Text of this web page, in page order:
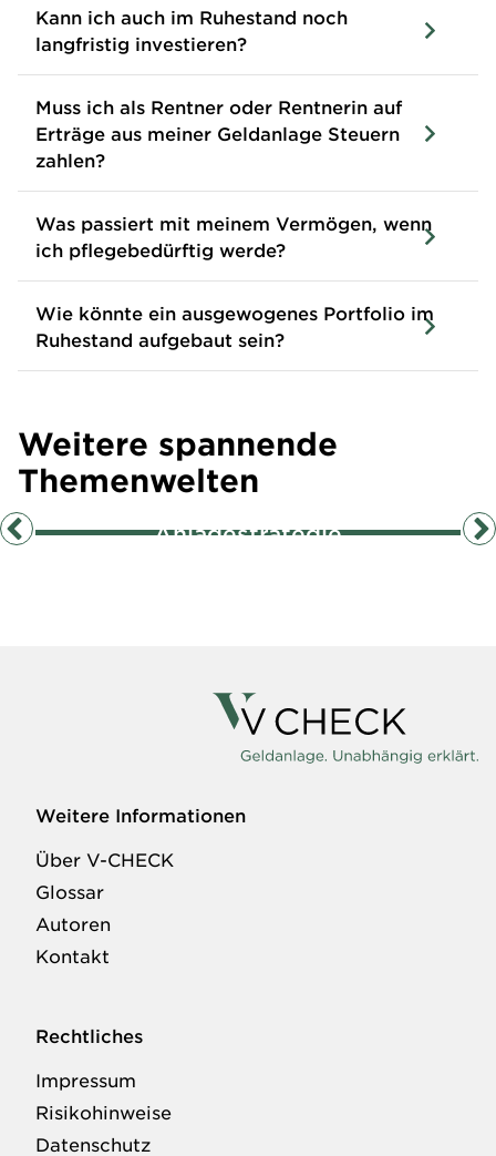
Kann ich auch im Ruhestand noch
langfristig investieren?
Muss ich als Rentner oder Rentnerin auf
Erträge aus meiner Geldanlage Steuern
zahlen?
Was passiert mit meinem Vermögen, wenn
ich pflegebedürftig werde?
Wie könnte ein ausgewogenes Portfolio im
Ruhestand aufgebaut sein?
„Geldanlage: Ein Konzept für
Wie eine solche Aufteilung aussehen kann,
erfahren Sie hier:
alle Lebensphasen
Weitere spannende
Themenwelten
Anlagestrategie
Weitere Informationen
Über V-CHECK
Glossar
Autoren
Kontakt
Rechtliches
Impressum
Risikohinweise
Datenschutz